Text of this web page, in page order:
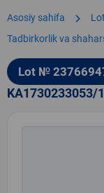
Asosiy sahifa chevron_right
Tadbirkorlik va
Lot №
KA1730233053/